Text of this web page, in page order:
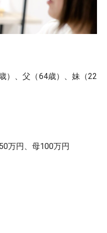
）、父（64歳）、妹（22
万円、母100万円